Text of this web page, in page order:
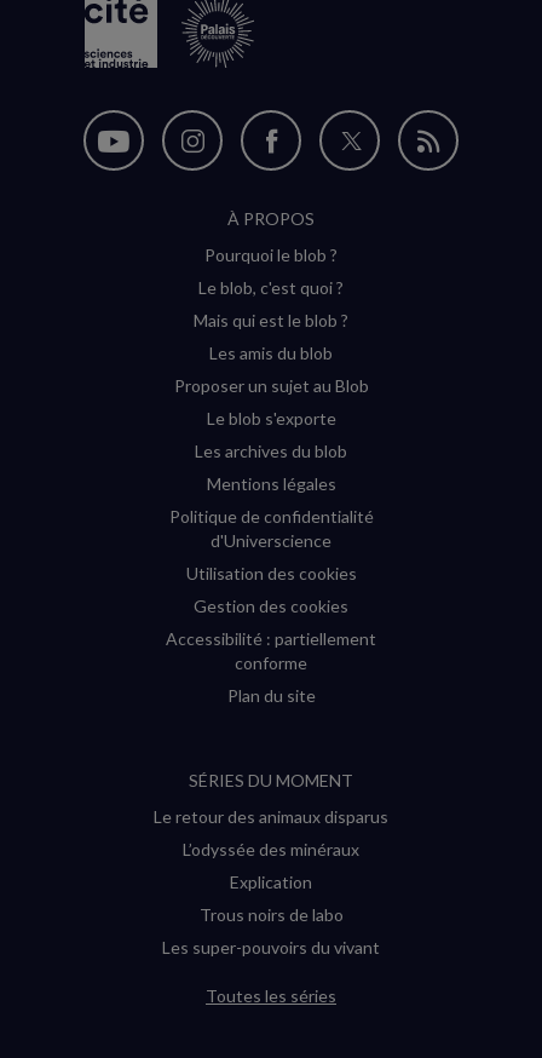
Nous
Nous
Instagram
(nouvelle
Nous
sur
Facebook
(nouvelle
Nous
Flux
À PROPOS
Pourquoi le blob ?
Le blob, c'est quoi ?
Mais qui est le blob ?
Les amis du blob
Proposer un sujet au Blob
Le blob s'exporte
Les archives du blob
Mentions légales
Politique de confidentialité
d'Universcience
Utilisation des cookies
Gestion des cookies
Accessibilité : partiellement
conforme
Plan du site
SÉRIES DU MOMENT
Le retour des animaux disparus
L’odyssée des minéraux
Explication
Trous noirs de labo
Les super-pouvoirs du vivant
Toutes les séries